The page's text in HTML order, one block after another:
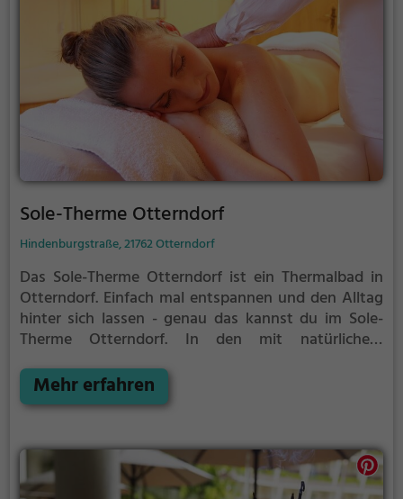
Sole-Therme Otterndorf
Hindenburgstraße, 21762 Otterndorf
Das Sole-Therme Otterndorf ist ein Thermalbad in
Otterndorf. Einfach mal entspannen und den Alltag
hinter sich lassen - genau das kannst du im Sole-
Therme Otterndorf. In den mit natürlichem
angenehmer Beleuchtung erholen und deine Akkus
wieder aufladen. Besonders gut: das Thermalwasser
Muskulatur - perfekt also, als Auszeit vom
stressigen Alltag.
Mehr erfahren